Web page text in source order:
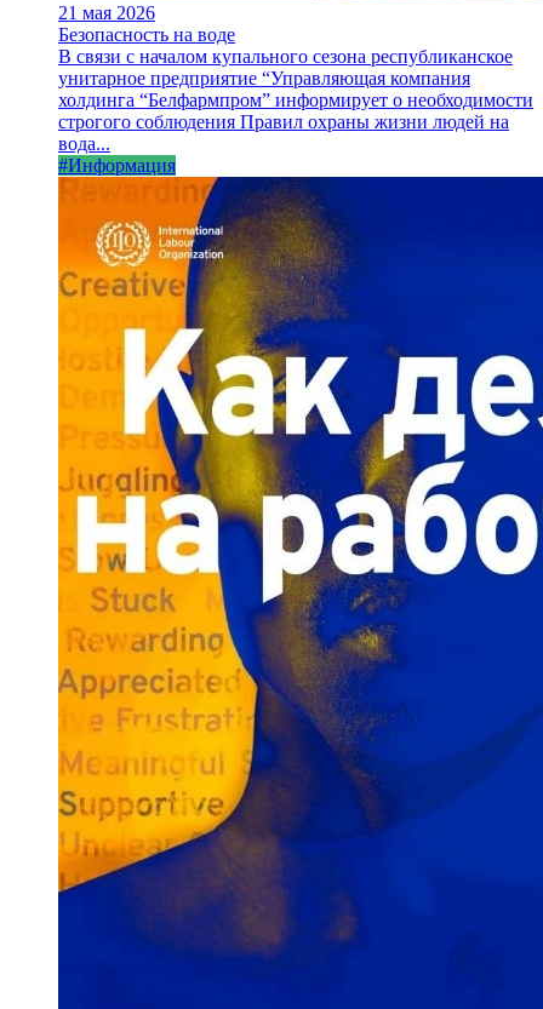
21 мая 2026
Безопасность на воде
В связи с началом купального сезона республиканское
унитарное предприятие “Управляющая компания
холдинга “Белфармпром” информирует о необходимости
строгого соблюдения Правил охраны жизни людей на
вода...
#Информация